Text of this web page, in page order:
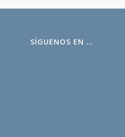
SÍGUENOS EN …